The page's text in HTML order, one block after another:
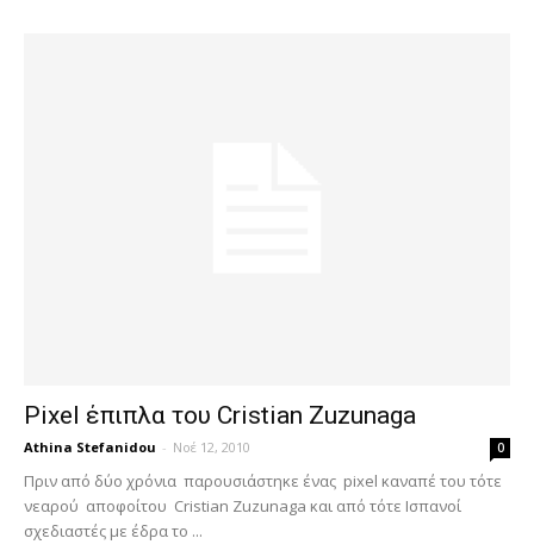
Pixel έπιπλα του Cristian Zuzunaga
Athina Stefanidou - Νοέ 12, 2010 0
Πριν από δύο χρόνια παρουσιάστηκε ένας pixel καναπέ του τότε
νεαρού αποφοίτου Cristian Zuzunaga και από τότε Ισπανοί
σχεδιαστές με έδρα το ...